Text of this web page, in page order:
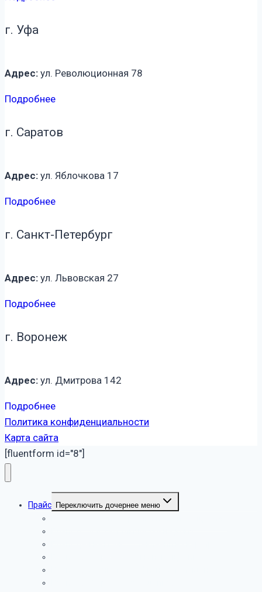
г. Уфа
Адрес: ул. Революционная 78
Подробнее
г. Саратов
Адрес: ул. Яблочкова 17
Подробнее
г. Санкт-Петербург
Адрес: ул. Львовская 27
Подробнее
г. Воронеж
Адрес: ул. Дмитрова 142
Подробнее
Политика конфиденциальности
Карта сайта
[fluentform id="8"]
Прайс Переключить дочернее меню